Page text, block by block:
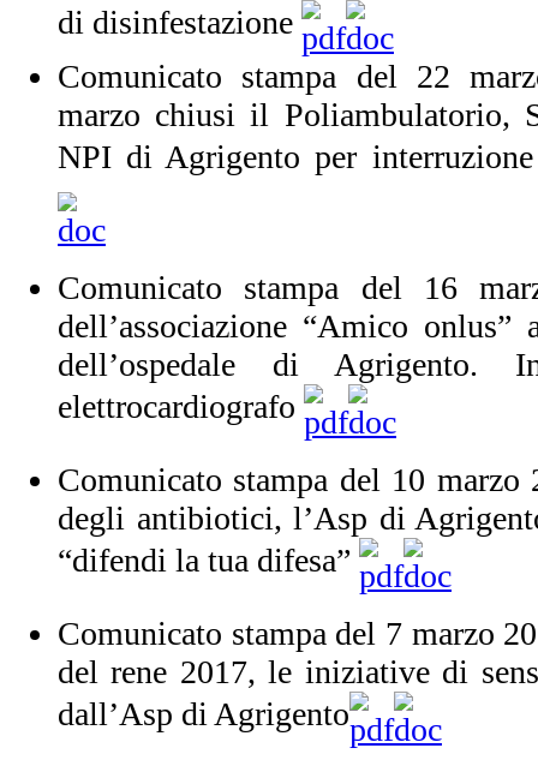
di disinfestazione
Comunicato stampa del 22
marzo chiusi il Poliambulatorio,
NPI di Agrigento per
Comunicato stampa del 16
dell’associazione “Amico
dell’ospedale di
elettrocardiografo
Comunicato stampa del 10
degli antibiotici, l’Asp di
“difendi la tua difesa”
Comunicato stampa del 7 marzo
del rene 2017, le iniziative di
dall’Asp di Agrigento